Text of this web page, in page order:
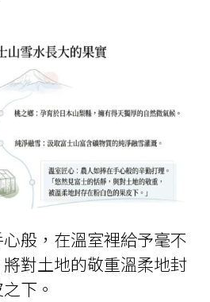
般，在溫室裡給予毫不
對土地的敬重溫柔地封
下。